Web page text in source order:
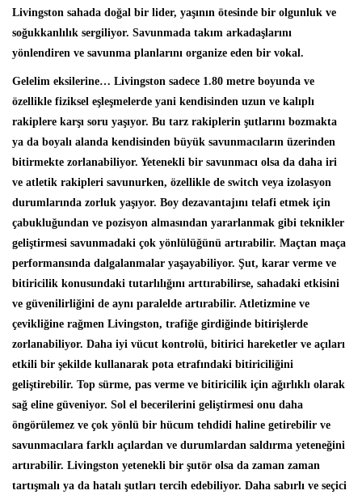
Livingston sahada doğal bir lider, yaşının ötesinde bir olgunluk ve
soğukkanlılık sergiliyor. Savunmada takım arkadaşlarını
yönlendiren ve savunma planlarını organize eden bir vokal.
Gelelim eksilerine… Livingston sadece 1.80 metre boyunda ve
özellikle fiziksel eşleşmelerde yani kendisinden uzun ve kalıplı
rakiplere karşı soru yaşıyor. Bu tarz rakiplerin şutlarını bozmakta
ya da boyalı alanda kendisinden büyük savunmacıların üzerinden
bitirmekte zorlanabiliyor. Yetenekli bir savunmacı olsa da daha iri
ve atletik rakipleri savunurken, özellikle de switch veya izolasyon
durumlarında zorluk yaşıyor. Boy dezavantajını telafi etmek için
çabukluğundan ve pozisyon almasından yararlanmak gibi teknikler
geliştirmesi savunmadaki çok yönlülüğünü artırabilir. Maçtan maça
performansında dalgalanmalar yaşayabiliyor. Şut, karar verme ve
bitiricilik konusundaki tutarlılığını arttırabilirse, sahadaki etkisini
ve güvenilirliğini de aynı paralelde artırabilir. Atletizmine ve
çevikliğine rağmen Livingston, trafiğe girdiğinde bitirişlerde
zorlanabiliyor. Daha iyi vücut kontrolü, bitirici hareketler ve açıları
etkili bir şekilde kullanarak pota etrafındaki bitiriciliğini
geliştirebilir. Top sürme, pas verme ve bitiricilik için ağırlıklı olarak
sağ eline güveniyor. Sol el becerilerini geliştirmesi onu daha
öngörülemez ve çok yönlü bir hücum tehdidi haline getirebilir ve
savunmacılara farklı açılardan ve durumlardan saldırma yeteneğini
artırabilir. Livingston yetenekli bir şutör olsa da zaman zaman
tartışmalı ya da hatalı şutları tercih edebiliyor. Daha sabırlı ve seçici